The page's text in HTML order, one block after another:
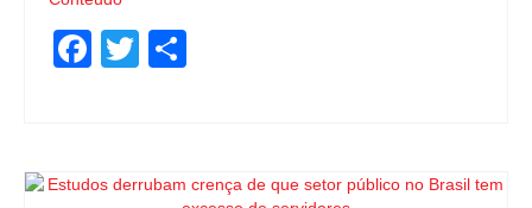
Facebook
Twitter